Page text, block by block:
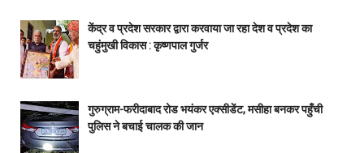
केंद्र व प्रदेश सरकार द्वारा करवाया जा रहा देश व प्रदेश का
चहुंमुखी विकास : कृष्णपाल गुर्जर
गुरुग्राम-फरीदाबाद रोड भयंकर एक्सीडेंट, मसीहा बनकर पहुँची
पुलिस ने बचाई चालक की जान